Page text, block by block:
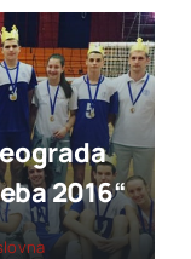
2016“